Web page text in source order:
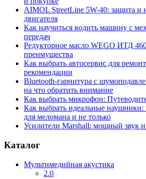
AIMOL StreetLine 5W-40: защита и
двигателя
Как научиться водить машину с
передач
Редукторное масло WEGO ИТД
преимущества
Как выбрать автосервис для
рекомендации
Bluetooth-гарнитура с
на что обратить внимание
Как выбрать микрофон:
Как выбрать идеальные наушники:
для меломана и не только
Усилители Marshall: мощный звук
Каталог
Мультимедийная акустика
2.0